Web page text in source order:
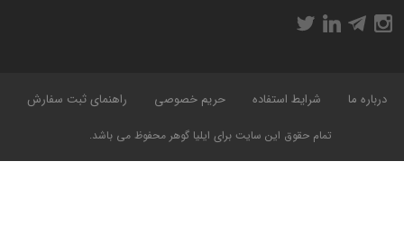
تمام حقوق این سایت برای ایلیا گوهر محفوظ می باشد.
درباره ما شرایط استفاده حریم خصوصی راهنمای ثبت سفارش